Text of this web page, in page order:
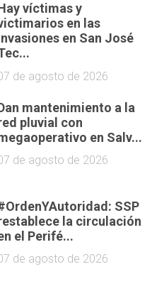
víctimas y
en las
en San José
de agosto de 2026
mantenimiento a la
pluvial con
en Salv...
de agosto de 2026
SSP
la circulación
el Perifé...
de agosto de 2026